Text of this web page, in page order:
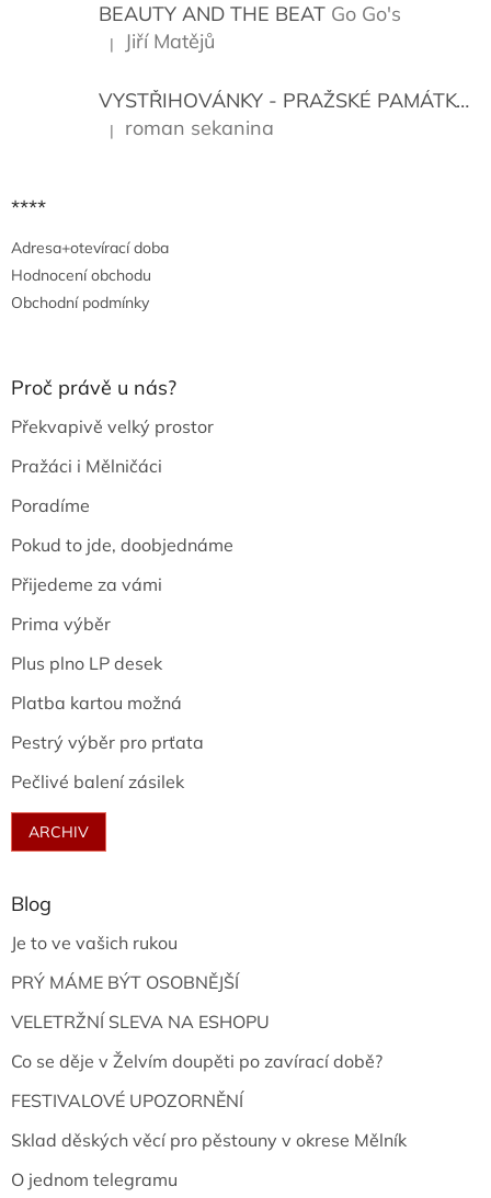
BEAUTY AND THE BEAT Go Go's
Hodnocení produktu je 5 z 5 hvězdiček.
| Jiří Matějů
VYSTŘIHOVÁNKY - PRAŽSKÉ PAMÁTKY
Hodnocení produktu je 5 z 5 hvězdiček.
| roman sekanina
****
Adresa+otevírací doba
Hodnocení obchodu
Obchodní podmínky
Proč právě u nás?
Překvapivě velký prostor
Pražáci i Mělničáci
Poradíme
Pokud to jde, doobjednáme
Přijedeme za vámi
Prima výběr
Plus plno LP desek
Platba kartou možná
Pestrý výběr pro prťata
Pečlivé balení zásilek
ARCHIV
Blog
Je to ve vašich rukou
PRÝ MÁME BÝT OSOBNĚJŠÍ
VELETRŽNÍ SLEVA NA ESHOPU
Co se děje v Želvím doupěti po zavírací době?
FESTIVALOVÉ UPOZORNĚNÍ
Sklad děských věcí pro pěstouny v okrese Mělník
O jednom telegramu